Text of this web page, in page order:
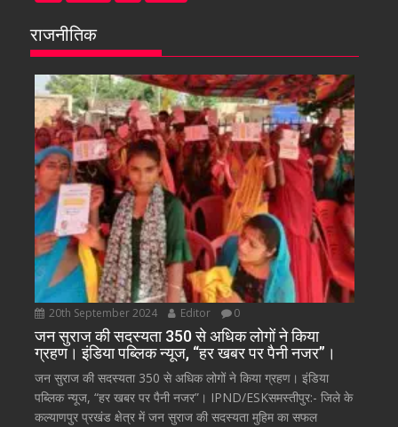
राजनीतिक
20th September 2024 Editor 0
जन सुराज की सदस्यता 350 से अधिक लोगों ने किया
ग्रहण। इंडिया पब्लिक न्यूज, “हर खबर पर पैनी नजर”।
जन सुराज की सदस्यता 350 से अधिक लोगों ने किया ग्रहण। इंडिया
पब्लिक न्यूज, “हर खबर पर पैनी नजर”। IPND/ESKसमस्तीपुर:- जिले के
कल्याणपुर प्रखंड क्षेत्र में जन सुराज की सदस्यता मुहिम का सफल